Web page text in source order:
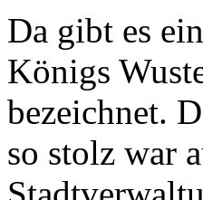
Da gibt es
Königs
bezeichnet.
so stolz war